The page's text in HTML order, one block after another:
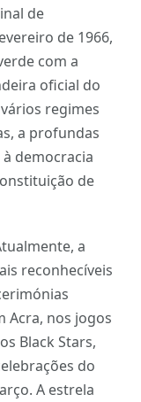
de
de 1966,
com a
oficial do
regimes
a profundas
democracia
de
a
reconhecíveis
Acra, nos jogos
Black Stars,
do
A estrela